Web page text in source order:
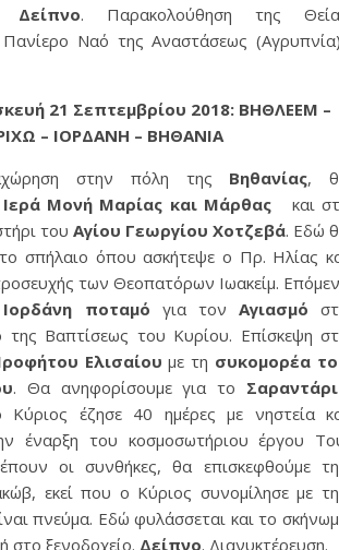
Δείπνο. Παρακολούθηση της
Πανίερο Ναό της Αναστάσεως
21 Σεπτεμβρίου 2018: ΒΗΘΛΕΕΜ –
– ΙΟΡΔΑΝΗ – ΒΗΘΑΝΙΑ
στην πόλη της Βηθανίας,
Ιερά Μονή Μαρίας και Μάρθας
και
του Αγίου Γεωργίου Χοτζεβά. Εδώ
σπήλαιο όπου ασκήτεψε ο Πρ. Ηλίας
των Θεοπατόρων Ιωακείμ.
Ιορδάνη ποταμό για τον Αγιασμό
της Βαπτίσεως του Κυρίου. Επίσκεψη
Ελισαίου με τη συκομορέα
. Θα ανηφορίσουμε για το
έζησε 40 ημέρες με νηστεία
έναρξη του κοσμοσωτήριου έργου
οι συνθήκες, θα επισκεφθούμε
εκεί που ο Κύριος συνομίλησε με
πνεύμα. Εδώ φυλάσσεται και το
ξενοδοχείο. Δείπνο. Διανυκτέρευση.